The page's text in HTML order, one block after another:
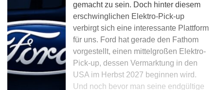
gemacht zu sein. Doch hinter diesem
erschwinglichen Elektro-Pick-up
verbirgt sich eine interessante Plattform
für uns. Ford hat gerade den Fathom
vorgestellt, einen mittelgroßen Elektro-
Pick-up, dessen Vermarktung in den
USA im Herbst 2027 beginnen wird.
Und noch bevor man seine endgültige